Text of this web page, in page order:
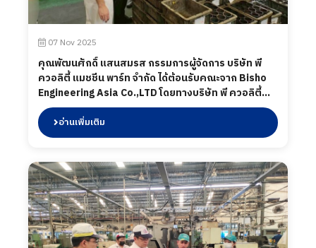
07 Nov 2025
คุณพัฒนศักดิ์ แสนสมรส กรรมการผู้จัดการ บริษัท พี
ควอลิตี้ แมชชีน พาร์ท จำกัด ได้ต้อนรับคณะจาก Bisho
Engineering Asia Co.,LTD โดยทางบริษัท พี ควอลิตี้
แมชชีน พาร์ท จำกัด ได้นำเสนอผลิตภัณฑ์ต่าง ๆ รวมถึง
การเข้าเยี่ยมชมกระบวนการผลิตในส่วนของโรงงาน และ
ห้องปฏิบัติการทดสอบ เมื่อวันที่ 7 พฤศจิกายน 2568
อ่านเพิ่มเติม